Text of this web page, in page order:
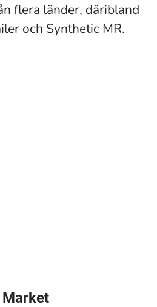
flera länder, däribland
och Synthetic MR.